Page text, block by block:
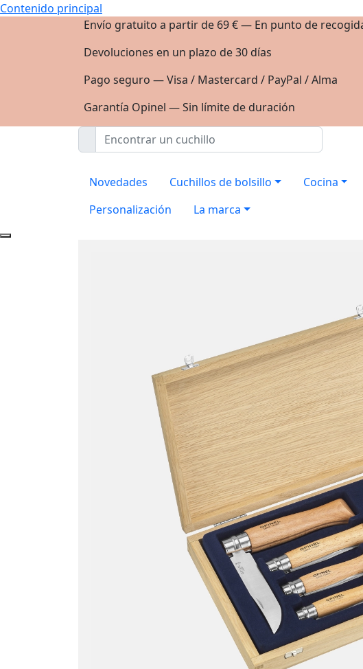
Contenido principal
Envío gratuito a partir de 69 € — En punto de
Devoluciones en un plazo de 30 días
Pago seguro — Visa / Mastercard / PayPal / Alma
Garantía Opinel — Sin límite de duración
Novedades Cuchillos de bolsillo Cocina
Personalización
La marca